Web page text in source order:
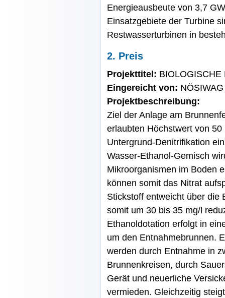
Energieausbeute von 3,7
Einsatzgebiete der Turbine
Restwasserturbinen in
2. Preis
Projekttitel: BIOLOGISCHE
Eingereicht von: NÖSIWAG
Projektbeschreibung:
Ziel der Anlage am
erlaubten Höchstwert von
Untergrund-Denitrifikation
Wasser-Ethanol-Gemisch
Mikroorganismen im Boden
können somit das Nitrat
Stickstoff entweicht über die
somit um 30 bis 35 mg/l
Ethanoldotation erfolgt in
um den Entnahmebrunnen.
werden durch Entnahme in
Brunnenkreisen, durch
Gerät und neuerliche
vermieden. Gleichzeitig